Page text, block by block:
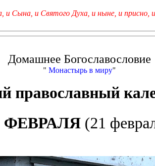
и Сына, и Святого Духа, и ныне, и присно, и
Домашнее Богославословие
" Монастырь в миру"
православный
ФЕВРАЛЯ (21